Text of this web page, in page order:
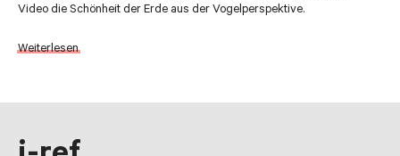
Video die Schönheit der Erde aus der Vogelperspektive.
Weiterlesen